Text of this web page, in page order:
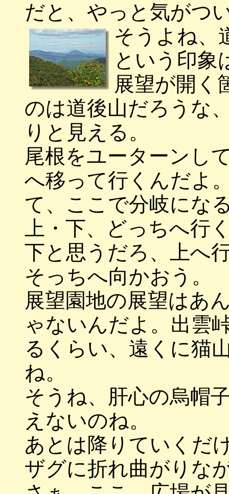
だと、やっと気がつ
そうよね、
という印象
展望が開く
のは道後山だろうな
りと見える。
尾根をユーターンし
へ移って行くんだよ
て、ここで分岐にな
上・下、どっちへ行
下と思うだろ、上へ
そっちへ向かおう。
展望園地の展望はあ
ゃないんだよ。出雲
るくらい、遠くに猫
ね。
そうね、肝心の烏帽
えないのね。
あとは降りていくだ
ザグに折れ曲がりな